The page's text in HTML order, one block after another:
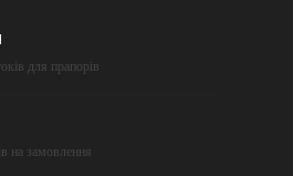
для прапорів
на замовлення